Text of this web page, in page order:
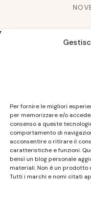
Per fornire le migliori
per memorizzare e/o
consenso a queste
comportamento di
acconsentire o ritirare il
caratteristiche e funzioni.
bensì un blog personale
materiali. Non è un prodotto
Tutti i marchi e nomi citati
non ha carattere
secondo la
Pertanto non può
un prodotto
7/3/2001. Tutti i
legittimi proprietari;